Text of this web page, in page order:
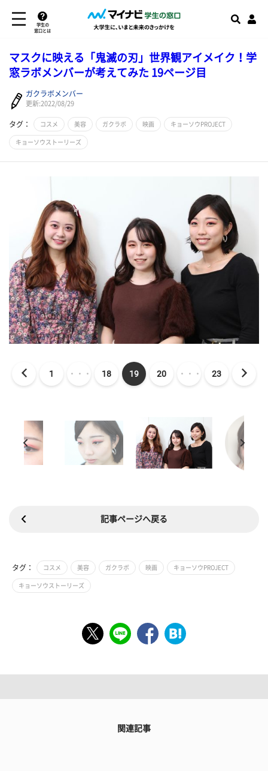
学生の
窓口とは
マスクに映える「鬼滅の刃」世界観アイメイク！学
窓ラボメンバーが考えてみた 19ページ目
ガクラボメンバー
更新:2022/08/29
タグ： コスメ 美容 ガクラボ 映画 キョーソウPROJECT
キョーソウストーリーズ
1 ・・・ 18 19 20 ・・・ 23
記事ページへ戻る
タグ： コスメ 美容 ガクラボ 映画 キョーソウPROJECT
キョーソウストーリーズ
関連記事